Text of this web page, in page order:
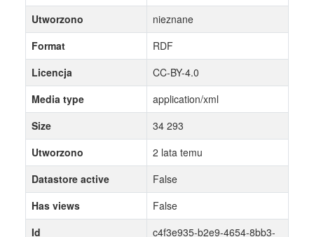
Utworzono
nieznane
Format
RDF
Licencja
CC-BY-4.0
Media type
application/xml
Size
34 293
Utworzono
2 lata temu
Datastore active
False
Has views
False
Id
c4f3e935-b2e9-4654-8bb3-